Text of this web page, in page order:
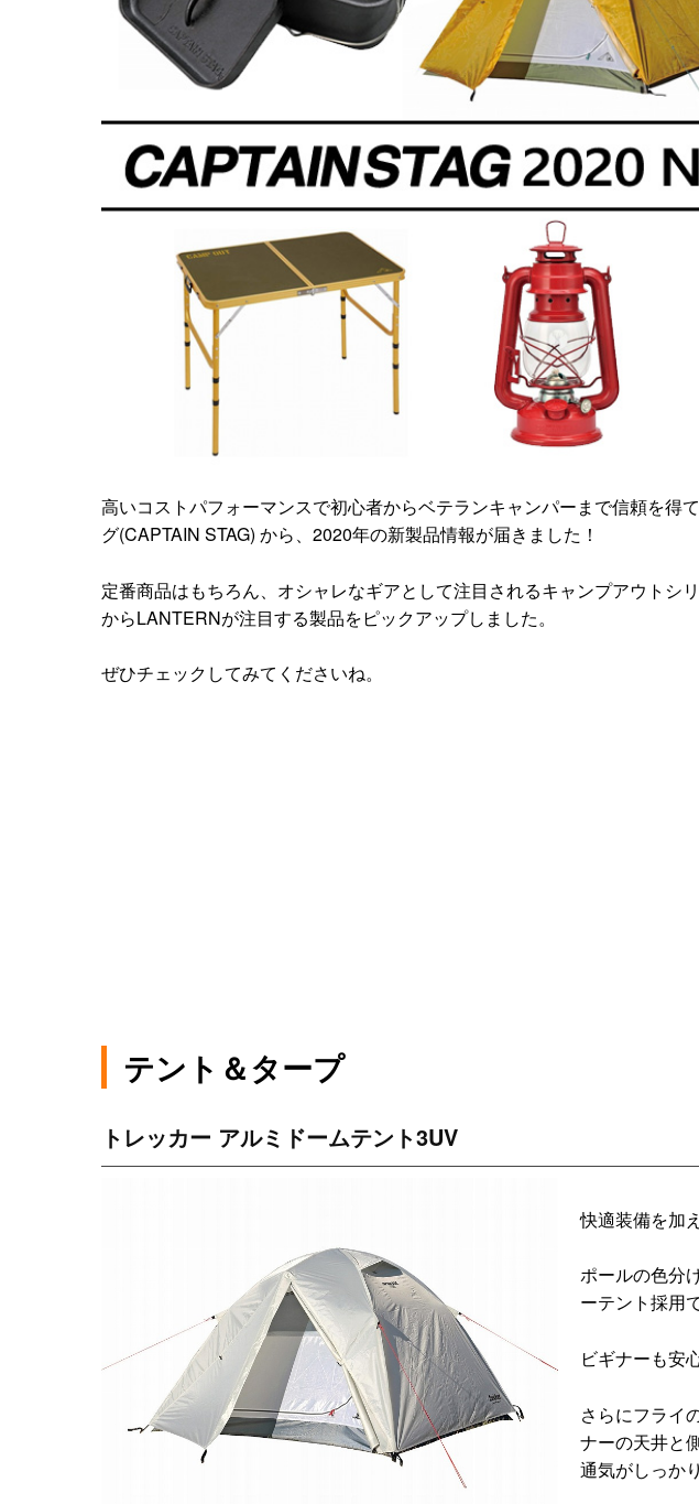
高いコストパフォーマンスで初心者からベテランキャンパーまで信頼を得
グ(CAPTAIN STAG) から、2020年の新製品情報が届きました！
定番商品はもちろん、オシャレなギアとして注目されるキャンプアウトシ
からLANTERNが注目する製品をピックアップしました。
ぜひチェックしてみてくださいね。
テント＆タープ
トレッカー アルミドームテント3UV
快適装備を加
ポールの色分
ーテント採用
ビギナーも安
さらにフライ
ナーの天井と
通気がしっか